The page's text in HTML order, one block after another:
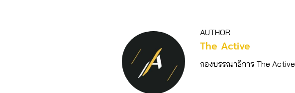
AUTHOR
The Active
กองบรรณาธิการ The Active